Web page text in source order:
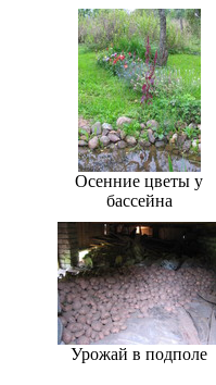
Осенние цветы у
бассейна
Урожай в подполе